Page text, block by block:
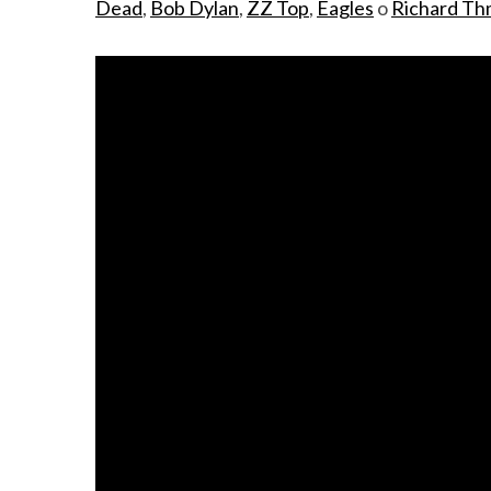
Dead, Bob Dylan, ZZ Top, Eagles o Richard